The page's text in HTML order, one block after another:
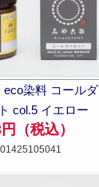
eco染料 コールダ
col.5 イエロー
（税込）